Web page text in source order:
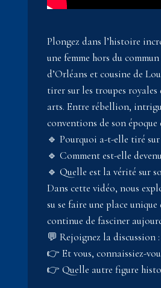
Plongez dans l’histoire
une femme hors du
d’Orléans et cousine de
tirer sur les troupes
arts. Entre rébellion,
conventions de son
🔹 Pourquoi a-t-elle tiré
🔹 Comment est-elle
🔹 Quelle est la vérité sur
Dans cette vidéo, nous
su se faire une place
continue de fasciner
💬 Rejoignez la discussion :
👉 Et vous, connaissiez-
👉 Quelle autre figure